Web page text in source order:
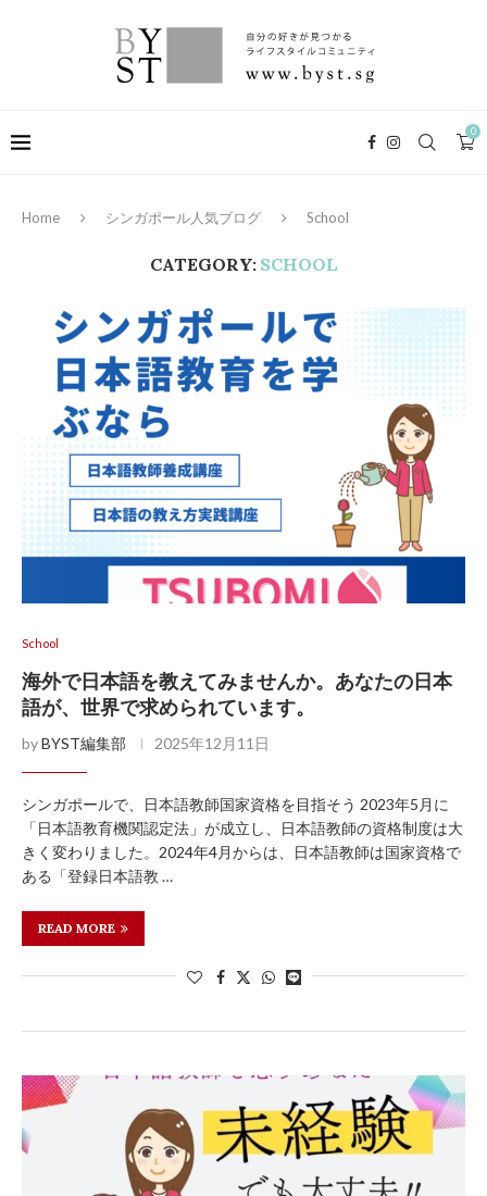
0
Home シンガポール人気ブログ School
CATEGORY: SCHOOL
School
海外で日本語を教えてみませんか。あなたの日本
語が、世界で求められています。
byBYST編集部 2025年12月11日
シンガポールで、日本語教師国家資格を目指そう 2023年5月に
「日本語教育機関認定法」が成立し、日本語教師の資格制度は大
きく変わりました。2024年4月からは、日本語教師は国家資格で
ある「登録日本語教 …
READ MORE